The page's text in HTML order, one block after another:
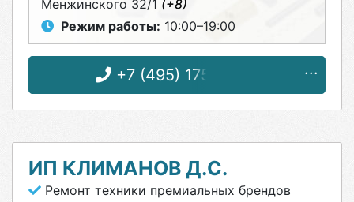
Менжинского 32/1 (+8)
Режим работы: 10:00–19:00
+7 (495) 175-71-82
ИП КЛИМАНОВ Д.С.
Ремонт техники премиальных брендов